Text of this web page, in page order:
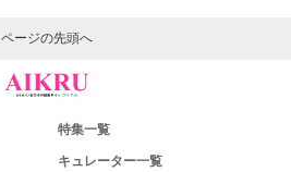
ページの先頭へ
特集一覧
キュレーター一覧